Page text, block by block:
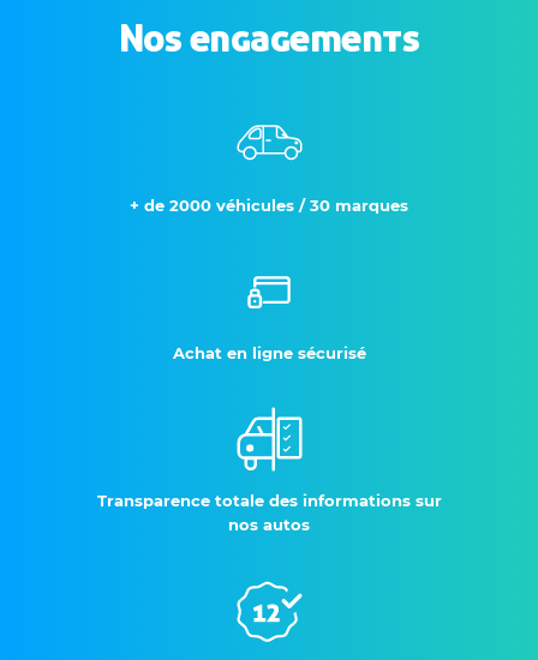
Nos engagements
+ de 2000 véhicules / 30 marques
Achat en ligne sécurisé
Transparence totale des informations sur
nos autos